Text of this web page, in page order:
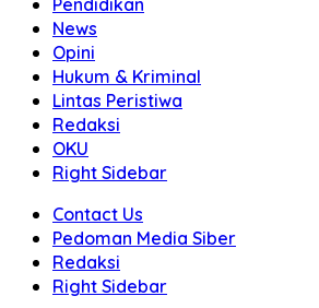
Pendidikan
News
Opini
Hukum & Kriminal
Lintas Peristiwa
Redaksi
OKU
Right Sidebar
Contact Us
Pedoman Media Siber
Redaksi
Right Sidebar